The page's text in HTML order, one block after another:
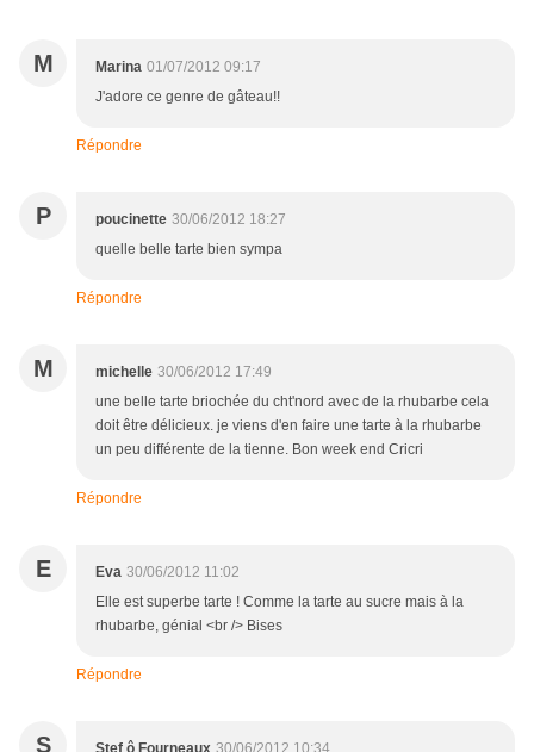
M Marina 01/07/2012 09:17
J'adore ce genre de gâteau!!
Répondre
P poucinette 30/06/2012 18:27
quelle belle tarte bien sympa
Répondre
M michelle 30/06/2012 17:49
une belle tarte briochée du cht'nord avec de la rhubarbe cela
doit être délicieux. je viens d'en faire une tarte à la rhubarbe
un peu différente de la tienne. Bon week end Cricri
Répondre
E Eva 30/06/2012 11:02
Elle est superbe tarte ! Comme la tarte au sucre mais à la
rhubarbe, génial <br /> Bises
Répondre
S Stef ô Fourneaux 30/06/2012 10:34